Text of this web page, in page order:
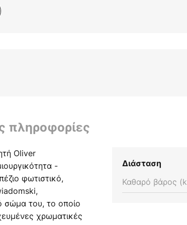
πληροφορίες
Oliver
-
φωτιστικό,
σώμα του, το οποίο
χρωματικές
Διάσταση
Καθαρό βάρος